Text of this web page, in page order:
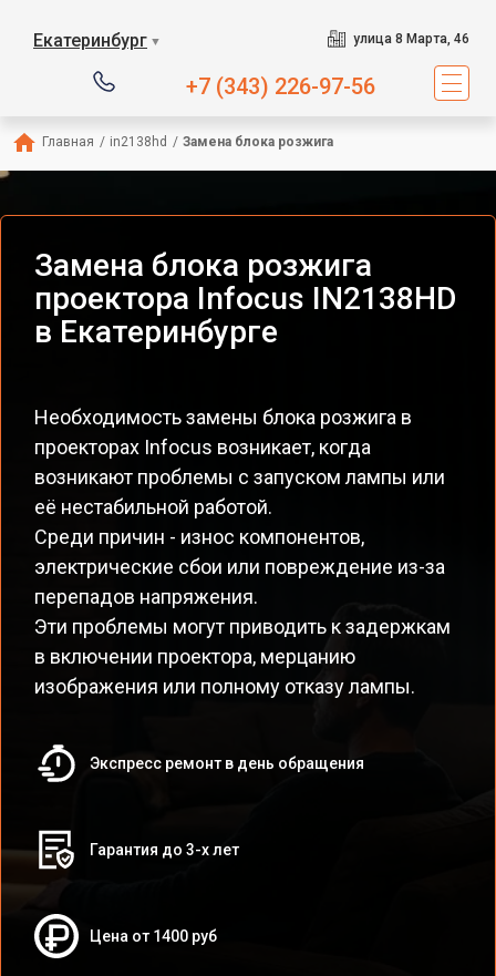
Екатеринбург ▼ улица 8 Марта, 46
+7 (343) 226-97-56
Главная / in2138hd / Замена блока розжига
Замена блока розжига
проектора Infocus IN2138HD
в Екатеринбурге
Необходимость замены блока розжига в
проекторах Infocus возникает, когда
возникают проблемы с запуском лампы или
её нестабильной работой.
Среди причин - износ компонентов,
электрические сбои или повреждение из-за
перепадов напряжения.
Эти проблемы могут приводить к задержкам
в включении проектора, мерцанию
изображения или полному отказу лампы.
Экспресс ремонт в день обращения
Гарантия до 3-х лет
Цена от 1400 руб